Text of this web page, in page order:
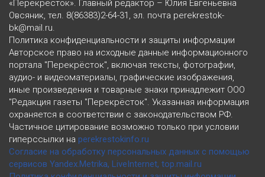
«Перекресток». Главный редактор – Юлия Евгеньевна
Овсяник, тел. 8(86383)2-64-31, эл. почта perekrestok-
bk@mail.ru.
Политика конфиденциальности и защиты информации
Авторское право на исходные данные информационного
портала "Перекрёсток", включая тексты, фотографии,
аудио- и видеоматериалы, графические изображения,
иные произведения и товарные знаки принадлежит ООО
"Редакция газеты "Перекрёсток". Указанная информация
охраняется в соответствии с законодательством РФ.
Частичное цитирование возможно только при условии
гиперссылки на perekrestokinfo.ru
Согласие на обработку персональных данных с помощью
сервисов Yandex.Metrika, LiveInternet, top.mail.ru